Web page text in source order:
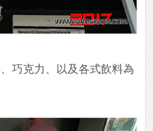
巧克力、以及各式飲料為